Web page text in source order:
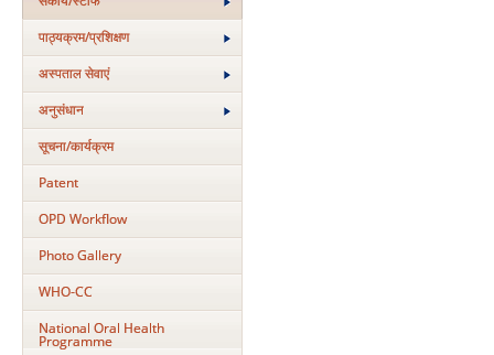
पाठ्यक्रम/प्रशिक्षण
अस्‍पताल सेवाएं
अनुसंधान
सूचना/कार्यक्रम
Patent
OPD Workflow
Photo Gallery
WHO-CC
National Oral Health
Programme